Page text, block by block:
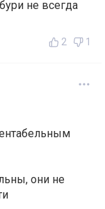
не всегда
2 1
они не